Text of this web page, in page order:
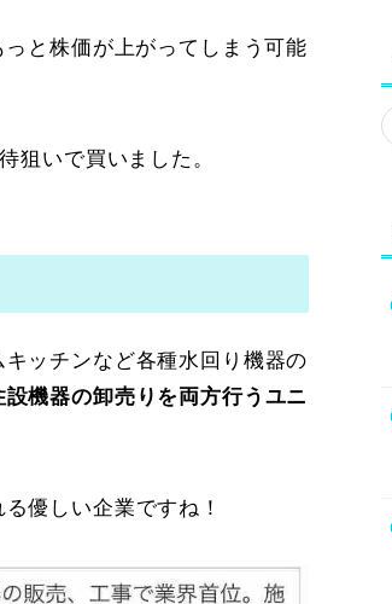
と株価が上がってしまう可能
狙いで買いました。
ッチンなど各種水回り機器の
機器の卸売りを両方行うユニ
優しい企業ですね！